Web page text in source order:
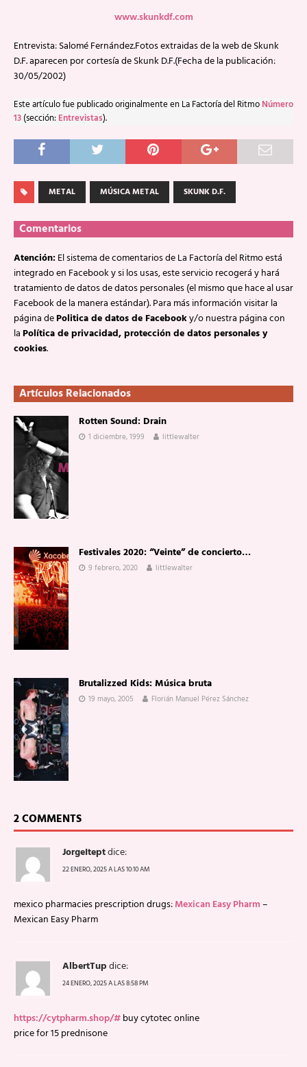
www.skunkdf.com
Entrevista: Salomé Fernández.Fotos extraidas de la web de Skunk
D.F. aparecen por cortesía de Skunk D.F.(Fecha de la publicación:
30/05/2002)
Este artículo fue publicado originalmente en La Factoría del Ritmo Número
13 (sección: Entrevistas).
METAL MÚSICA METAL SKUNK D.F.
Comentarios
Atención:El sistema de comentarios de La Factoría del Ritmo está
integrado en Facebook y si los usas, este servicio recogerá y hará
tratamiento de datos de datos personales (el mismo que hace al usar
Facebook de la manera estándar). Para más información visitar la
página dePolitica de datos de Facebooky/o nuestra página con
laPolítica de privacidad, protección de datos personales y
cookies.
Artículos Relacionados
Rotten Sound: Drain
1 diciembre, 1999 littlewalter
Festivales 2020: “Veinte” de concierto…
9 febrero, 2020 littlewalter
Brutalizzed Kids: Música bruta
19 mayo, 2005 Florián Manuel Pérez Sánchez
2 COMMENTS
JorgeIteptdice:
22 ENERO, 2025 A LAS 10:10 AM
mexico pharmacies prescription drugs:Mexican Easy Pharm–
Mexican Easy Pharm
AlbertTupdice:
24 ENERO, 2025 A LAS 8:58 PM
https://cytpharm.shop/#buy cytotec online
price for 15 prednisone